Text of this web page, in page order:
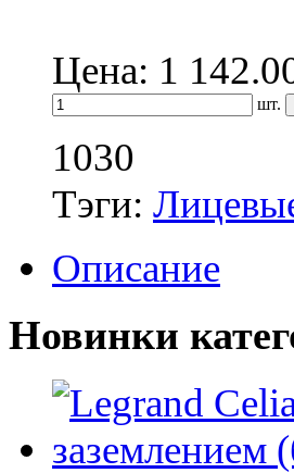
Цена: 1
шт.
1030
Тэги:
Описание
Новинки